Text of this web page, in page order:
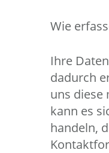
Wie
Ihre
dadurch
uns diese
kann es
handeln,